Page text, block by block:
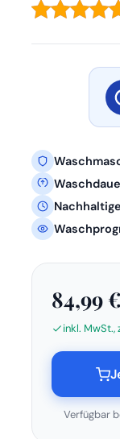
84,99 €
inkl. MwSt.,
Verfügbar